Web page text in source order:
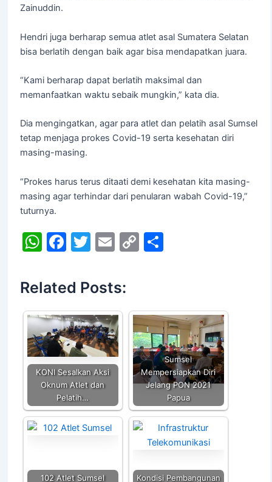
Zainuddin.
Hendri juga berharap semua atlet asal Sumatera Selatan
bisa berlatih dengan baik agar bisa mendapatkan juara.
“Kami berharap dapat berlatih maksimal dan
memanfaatkan waktu sebaik mungkin,” kata dia.
Dia mengingatkan, agar para atlet dan pelatih asal Sumsel
tetap menjaga prokes Covid-19 serta kesehatan diri
masing-masing.
“Prokes harus terus ditaati demi kesehatan kita masing-
masing agar terhindar dari penularan wabah Covid-19,”
tuturnya.
W
at
s
A
p
p
F
c
e
b
o
o
k
T
itt
er
E
ai
l
C
Li
n
k
S
Related Posts:
KONI Sesalkan Aksi
Oknum Atlet dan
Pelatih…
Sumsel
Mempersiapkan Diri
Jelang PON 2021
Papua
102 Atlet Sumsel Kondisi Pembangunan